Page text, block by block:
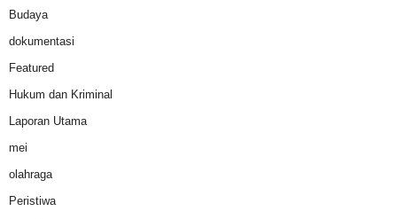
Budaya
dokumentasi
Featured
Hukum dan Kriminal
Laporan Utama
mei
olahraga
Peristiwa